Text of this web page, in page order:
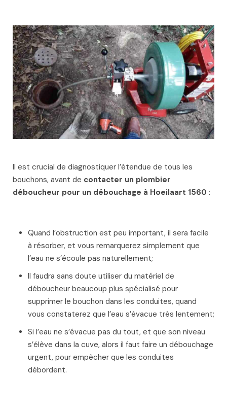
Il est crucial de diagnostiquer l’étendue de tous les
bouchons, avant de contacter un plombier
déboucheur pour un débouchage à Hoeilaart 1560 :
Quand l’obstruction est peu important, il sera facile
à résorber, et vous remarquerez simplement que
l’eau ne s’écoule pas naturellement;
Il faudra sans doute utiliser du matériel de
déboucheur beaucoup plus spécialisé pour
supprimer le bouchon dans les conduites, quand
vous constaterez que l’eau s’évacue très lentement;
Si l’eau ne s’évacue pas du tout, et que son niveau
s’élève dans la cuve, alors il faut faire un débouchage
urgent, pour empêcher que les conduites
débordent.